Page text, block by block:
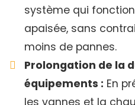
système qui
apaisée, sans
moins de pannes.
Prolongation de la
équipements : En